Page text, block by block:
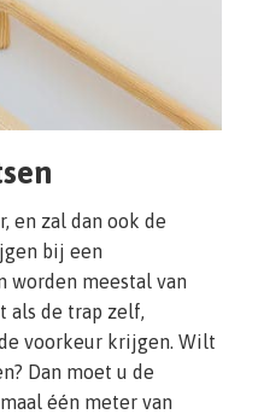
en zal dan ook de
bij een
worden meestal van
als de trap zelf,
voorkeur krijgen. Wilt
Dan moet u de
één meter van